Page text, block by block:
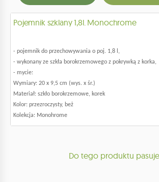
Pojemnik szklany 1,8l. Monochrome
- pojemnik do przechowywania o poj. 1,8 l,
- wykonany ze szkła borokrzemowego z pokrywką z korka,
- mycie:
Wymiary: 20 x 9,5 cm (wys. x śr.)
Materiał: szkło borokrzemowe, korek
Kolor: przezroczysty, beż
Kolekcja: Monohrome
Do tego produktu pasuje